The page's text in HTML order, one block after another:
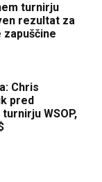
turnirju
rezultat za
zapuščine
Chris
pred
WSOP,